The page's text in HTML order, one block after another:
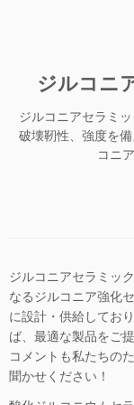
ジルコニ
ジルコニアセラミ
破壊靭性、強度を
コニ
ジルコニアセラミッ
なるジルコニア強化
に設計・供給してお
ば、最適な製品をご
コメントも私たちの
聞かせください！